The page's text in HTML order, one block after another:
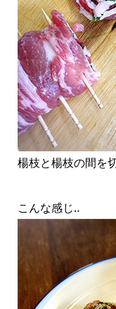
楊枝と楊枝の間を
こんな感じ‥